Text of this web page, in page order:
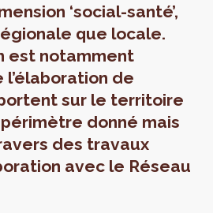
‘social-santé’,
que locale.
est notamment
de
sur le territoire
donné mais
des travaux
avec le Réseau